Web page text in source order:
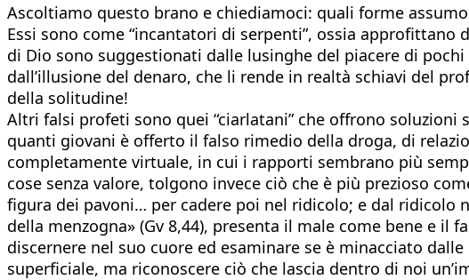
Ascoltiamo questo brano e chiediamoci: quali forme
Essi sono come “incantatori di serpenti”, ossia
di Dio sono suggestionati dalle lusinghe del piacere di
dall’illusione del denaro, che li rende in realtà schiavi del
della solitudine!
Altri falsi profeti sono quei “ciarlatani” che offrono
quanti giovani è offerto il falso rimedio della droga, di
completamente virtuale, in cui i rapporti sembrano più
cose senza valore, tolgono invece ciò che è più prezioso
figura dei pavoni… per cadere poi nel ridicolo; e dal ridicolo
della menzogna» (Gv 8,44), presenta il male come bene e il
discernere nel suo cuore ed esaminare se è minacciato
superficiale, ma riconoscere ciò che lascia dentro di noi